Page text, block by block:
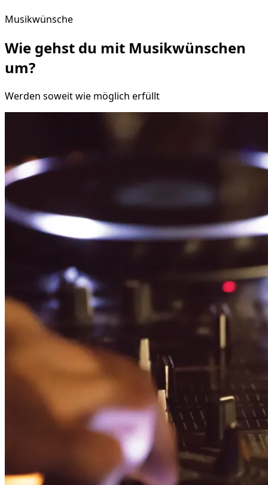
Musikwünsche
Wie gehst du mit Musikwünschen
um?
Werden soweit wie möglich erfüllt